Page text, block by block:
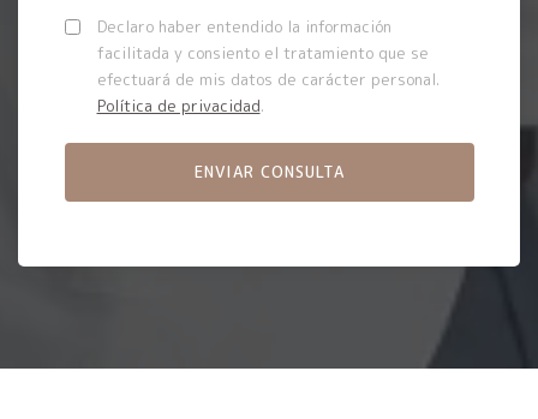
Declaro haber entendido la información
facilitada y consiento el tratamiento que se
efectuará de mis datos de carácter personal.
Política de privacidad.